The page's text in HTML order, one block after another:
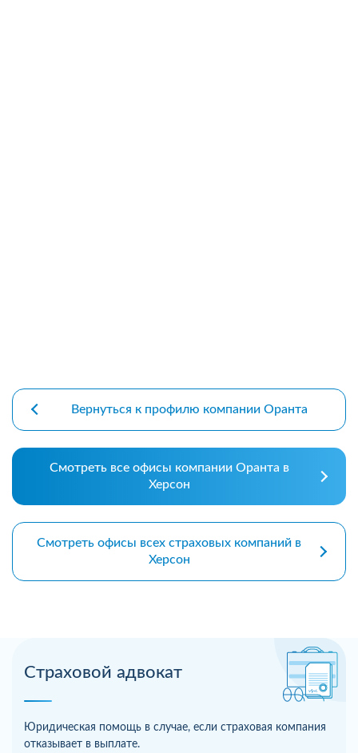
Страховой адвокат
Юридическая помощь в случае, если страховая компания
отказывает в выплате.
Вернуться к профилю компании Оранта
Смотреть все офисы компании Оранта в
Херсон
Смотреть офисы всех страховых компаний в
Херсон